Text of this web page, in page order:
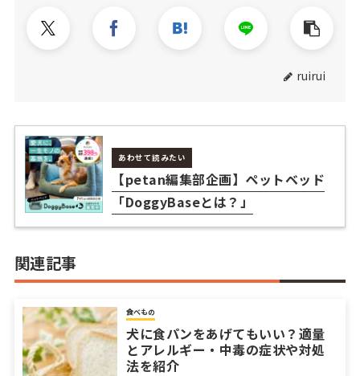
ruirui
あわせて読みたい
【petan編集部企画】ペットベッド
「DoggyBaseとは？」
関連記事
食べもの
犬に食パンをあげてもいい？適量
とアレルギー・中毒の症状や対処
法を紹介